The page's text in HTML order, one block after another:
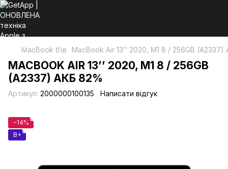
MacBook б\в MacBook Air 13’’ 2020, М1 8 / 256GB
MACBOOK AIR 13’’ 2020, М1 8 / 256GB
(A2337) АКБ 82%
Артикул: 2000000100135 Написати відгук
−14%
B+